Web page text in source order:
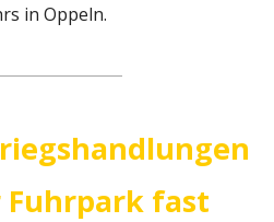
in Oppeln.
fast